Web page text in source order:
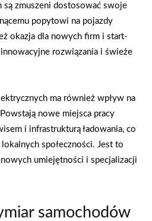
są zmuszeni dostosować swoje
popytowi na pojazdy
okazja dla nowych firm i start-
rozwiązania i świeże
ma również wpływ na
nowe miejsca pracy
i infrastrukturą ładowania, co
społeczności. Jest to
umiejętności i specjalizacji
samochodów